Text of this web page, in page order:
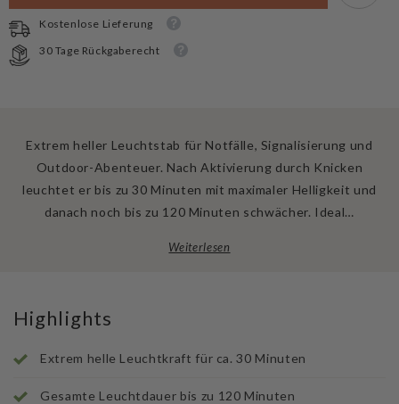
Leuchtstab
Ultra
Weiss
Leuchtstab
Ultra
Kostenlose Lieferung
30 Tage Rückgaberecht
Extrem heller Leuchtstab für Notfälle, Signalisierung und
Outdoor-Abenteuer. Nach Aktivierung durch Knicken
leuchtet er bis zu 30 Minuten mit maximaler Helligkeit und
danach noch bis zu 120 Minuten schwächer. Ideal…
Weiterlesen
Highlights
Extrem helle Leuchtkraft für ca. 30 Minuten
Gesamte Leuchtdauer bis zu 120 Minuten